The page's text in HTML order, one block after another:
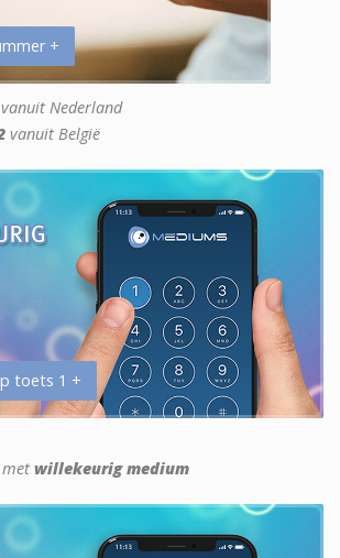
+
vanuit Nederland
vanuit België
toets 1 +
willekeurig medium